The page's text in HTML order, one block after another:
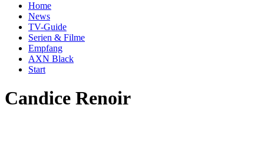
Home
News
TV-Guide
Serien & Filme
Empfang
AXN Black
Start
Candice Renoir